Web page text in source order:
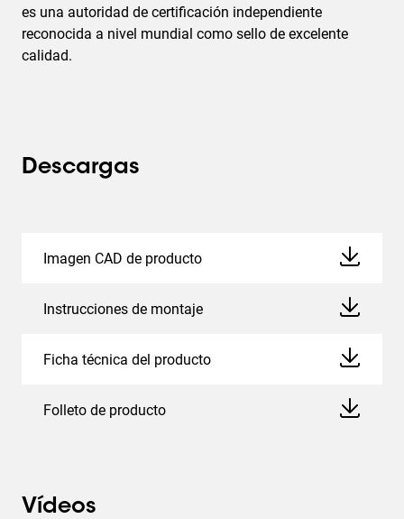
es una autoridad de certificación independiente
reconocida a nivel mundial como sello de excelente
calidad.
Descargas
Imagen CAD de producto
Instrucciones de montaje
Ficha técnica del producto
Folleto de producto
Vídeos